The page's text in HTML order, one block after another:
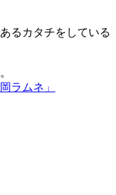
るカタチをしている
ラムネ」